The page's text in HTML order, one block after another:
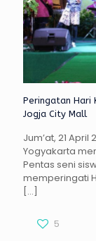
Peringatan Hari
Jogja City Mall
Jum’at, 21
Yogyakarta
Pentas seni
memperingati
[…]
5